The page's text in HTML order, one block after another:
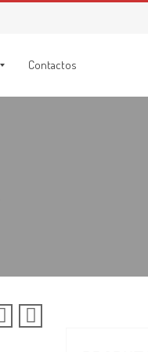
Contactos